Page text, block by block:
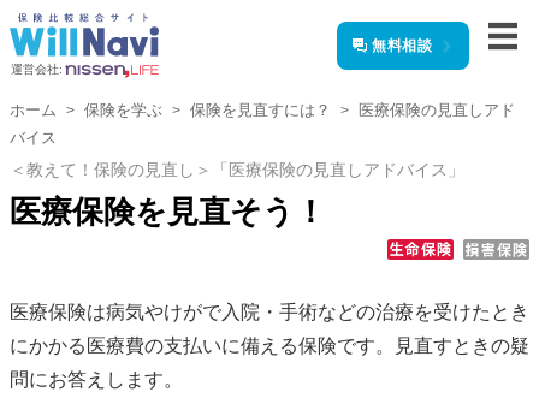
運営会社:
無料相談
ホーム 保険を学ぶ 保険を見直すには？
医療保険の見直しアド
バイス
＜教えて！保険の見直し＞「医療保険の見直しアドバイス」
医療保険を見直そう！
医療保険は病気やけがで入院・手術などの治療を受けたとき
にかかる医療費の支払いに備える保険です。見直すときの疑
問にお答えします。